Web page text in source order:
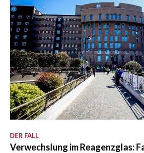
DER FALL
Verwechslung im Reagenzglas: